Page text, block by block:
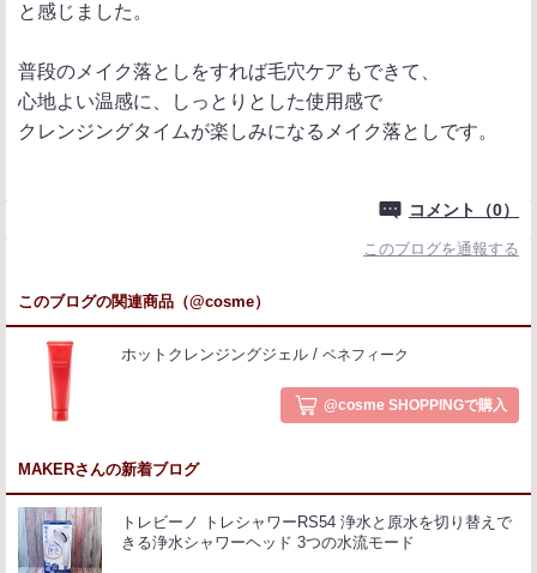
と感じました。
普段のメイク落としをすれば毛穴ケアもできて、
心地よい温感に、しっとりとした使用感で
クレンジングタイムが楽しみになるメイク落としです。
コメント（0）
このブログを通報する
このブログの関連商品（@cosme）
ホットクレンジングジェル ベネフィーク
@cosme SHOPPINGで購入
MAKERさんの新着ブログ
トレビーノ トレシャワーRS54 浄水と原水を切り替えで
きる浄水シャワーヘッド 3つの水流モード